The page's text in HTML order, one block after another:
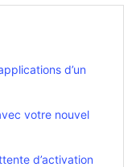
d’un
votre nouvel
d’activation